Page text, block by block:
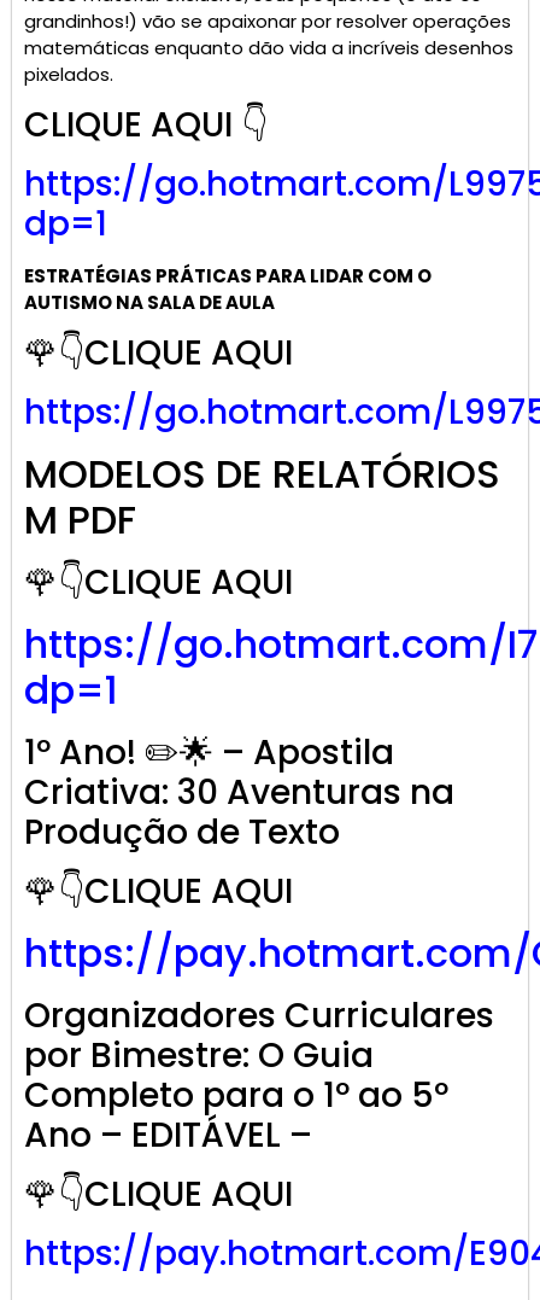
grandinhos!) vão se apaixonar por resolver operações
matemáticas enquanto dão vida a incríveis desenhos
pixelados.
CLIQUE AQUI 👇
https://go.hotmart.com/
dp=1
ESTRATÉGIAS PRÁTICAS PARA LIDAR COM O
AUTISMO NA SALA DE AULA
🌹👇CLIQUE AQUI
https://go.hotmart.com/
MODELOS DE RELATÓRIOS
M PDF
🌹👇CLIQUE AQUI
https://go.hotmart.com/
dp=1
1º Ano! ✏️🌟 – Apostila
Criativa: 30 Aventuras na
Produção de Texto
🌹👇CLIQUE AQUI
https://pay.hotmart.com/
Organizadores Curriculares
por Bimestre: O Guia
Completo para o 1º ao 5º
Ano – EDITÁVEL –
🌹👇CLIQUE AQUI
https://pay.hotmart.com/